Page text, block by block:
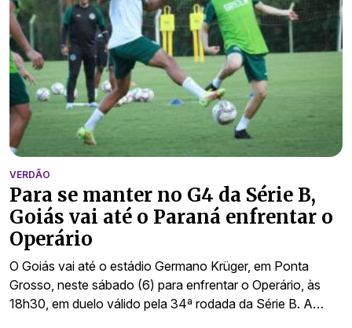
VERDÃO
Para se manter no G4 da Série B,
Goiás vai até o Paraná enfrentar o
Operário
O Goiás vai até o estádio Germano Krüger, em Ponta
Grosso, neste sábado (6) para enfrentar o Operário, às
18h30, em duelo válido pela 34ª rodada da Série B. A…